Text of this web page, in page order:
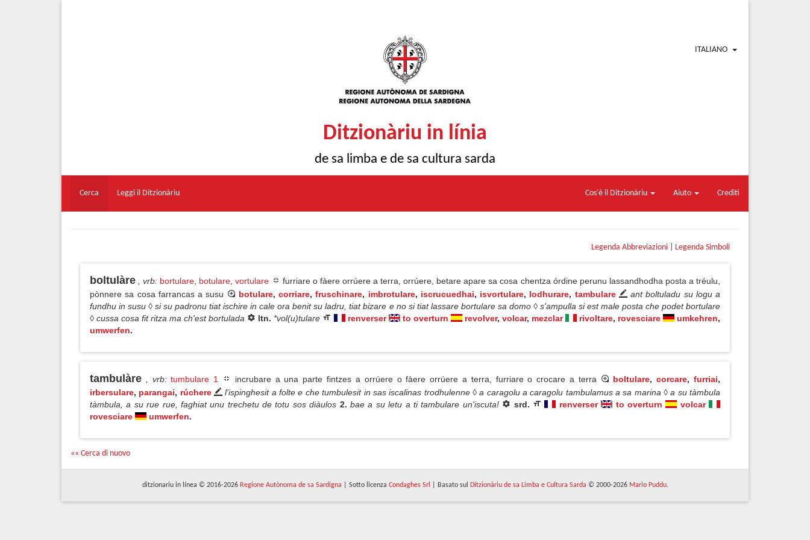
ITALIANO
Ditzionàriu in línia
de sa limba e de sa cultura sarda
Cerca Leggi il Ditzionàriu Cos'è il Ditzionàriu Aiuto Crediti
Legenda Abbreviazioni Legenda Simboli
boltulàre , vrb: bortulare botulare ,vortulare
furriare o fàere orrúere a terra, orrúere, betare apare sa cosa chentza órdine perunu lassandhodha posta a tréulu,
pònnere sa cosa farrancas a susu
botulare, corriare,fruschinare, imbrotulare, iscrucuedhai, isvortulare, lodhurare, tambulare
ant boltuladu su logu a
fundhu in susu ◊ si su padronu tiat ischire in cale ora benit su ladru, tiat bizare e no si tiat lassare bortulare sa domo ◊ s'ampulla si est male posta che podet bortulare
◊ cussa cosa fit ritza ma ch'est bortulada
ltn. *vol(u)tulare renverser to overturn revolver, volcar, mezclar rivoltare, rovesciare umkehren,
umwerfen.
tambulàre , vrb: tumbulare 1 incrubare a una parte fintzes a orrúere o fàere orrúere a terra, furriare o crocare a terra boltulare,corcare,furriai,
irbersulare, parangai, rúchere
l'ispinghesit a folte e che tumbulesit in sas iscalinas trodhulenne ◊ a caragolu a caragolu tambulamus a sa marina ◊ a su tàmbula
tàmbula, a su rue rue, faghiat unu trechetu de totu sos diàulos 2.bae a su letu a ti tambulare un'iscuta! srd. renverser to overturn
volcar
rovesciare
umwerfen.
«« Cerca di nuovo
ditzionariu in línea © 2016-2026 Regione Autònoma de sa Sardigna | Sotto licenza Condaghes Srl | Basato sul Ditzionàriu de sa Limba e Cultura Sarda © 2000-2026 Mario Puddu.